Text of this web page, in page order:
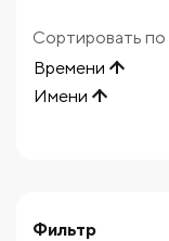
Фильтр
Сортировать по
Времени
Имени